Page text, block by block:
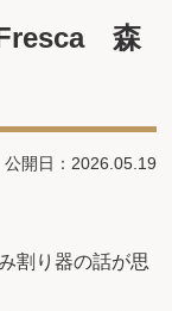
Fresca 森
公開日：2026.05.19
割り器の話が思